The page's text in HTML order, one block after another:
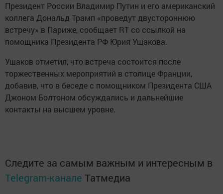
Президент России Владимир Путин и его американский
коллега Дональд Трамп «проведут двустороннюю
встречу» в Париже, сообщает RT со ссылкой на
помощника Президента РФ Юрия Ушакова.
Ушаков отметил, что встреча состоится после
торжественных мероприятий в столице Франции,
добавив, что в беседе с помощником Президента США
Джоном Болтоном обсуждались и дальнейшие
контакты на высшем уровне.
Следите за самым важным и интересным в
Telegram-канале Татмедиа